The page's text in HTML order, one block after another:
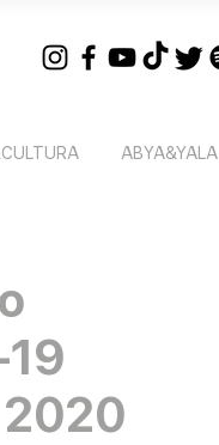
ABYA&YALA
2020